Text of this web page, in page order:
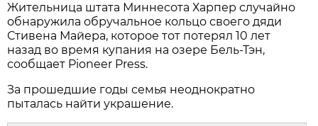
Жительница штата Миннесота Харпер случайно
обнаружила обручальное кольцо своего дяди
Стивена Майера, которое тот потерял 10 лет
назад во время купания на озере Бель-Тэн,
сообщает Pioneer Press.
За прошедшие годы семья неоднократно
пыталась найти украшение.